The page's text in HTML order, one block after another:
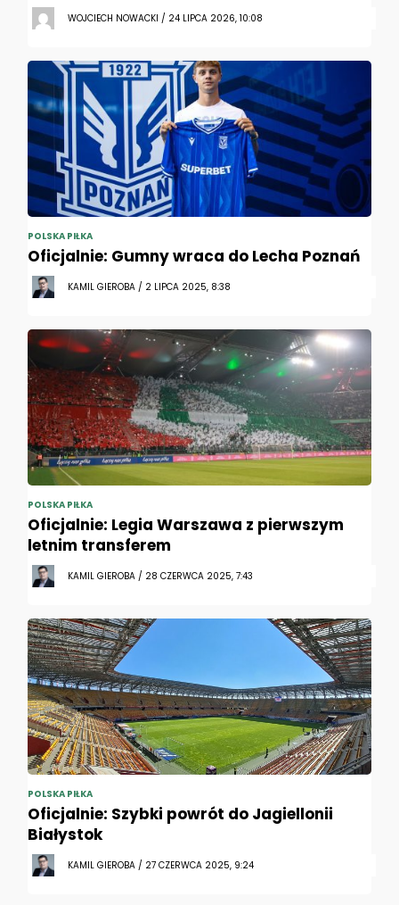
WOJCIECH NOWACKI / 24 LIPCA 2026, 10:08
POLSKA PIŁKA
Oficjalnie: Gumny wraca do Lecha Poznań
KAMIL GIEROBA / 2 LIPCA 2025, 8:38
POLSKA PIŁKA
Oficjalnie: Legia Warszawa z pierwszym
letnim transferem
KAMIL GIEROBA / 28 CZERWCA 2025, 7:43
POLSKA PIŁKA
Oficjalnie: Szybki powrót do Jagiellonii
Białystok
KAMIL GIEROBA / 27 CZERWCA 2025, 9:24